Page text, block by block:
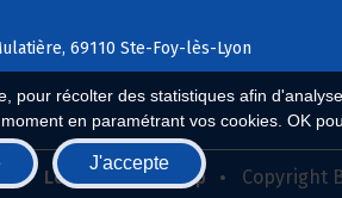
récolter des statistiques afin
en paramétrant vos cookies. OK
J'accepte
69110 Ste-Foy-lès-Lyon
Le réseau Biocoop Copyright